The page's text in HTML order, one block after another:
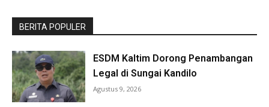
BERITA POPULER
ESDM Kaltim Dorong Penambangan
Legal di Sungai Kandilo
Agustus 9, 2026